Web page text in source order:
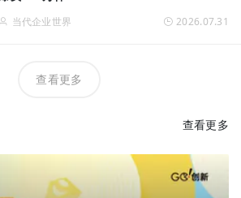
当代企业世界 2026.07.31
查看更多
查看更多